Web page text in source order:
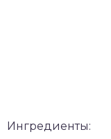
Ингредиенты: